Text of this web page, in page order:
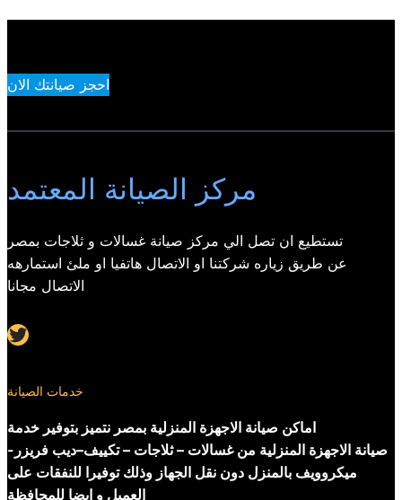
احجز صيانتك الان
مركز الصيانة المعتمد
تستطيع ان تصل الي مركز صيانة غسالات و ثلاجات بمصر
عن طريق زياره شركتنا او الاتصال هاتفيا او ملئ استمارهه
الاتصال مجانا
Twitter
خدمات الصيانة
اماكن صيانة الاجهزة المنزلية بمصر نتميز بتوفير خدمة
صيانة الاجهزة المنزلية من غسالات – ثلاجات – تكييف–ديب فريزر-
ميكروويف بالمنزل دون نقل الجهاز وذلك توفيرا للنفقات على
العميل و ايضا للمحافظة